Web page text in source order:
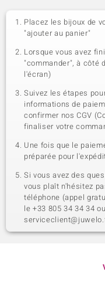
Placez les bijoux de
"ajouter au panier"
Lorsque vous avez
"commander", à côté
l'écran)
Suivez les étapes
informations de
confirmer nos CGV
finaliser votre
Une fois que le
préparée pour
Si vous avez des
vous plaît n'hésitez
téléphone (appel
le +33 805 34 34 34